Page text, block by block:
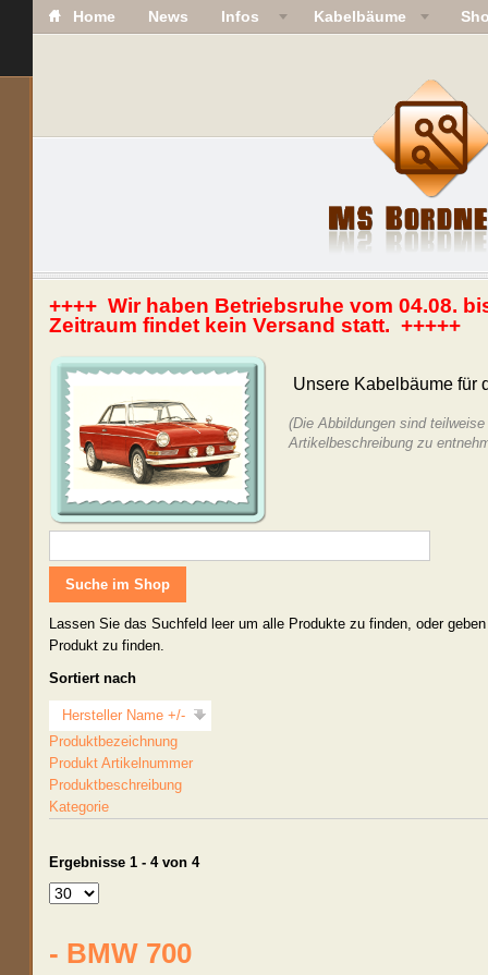
Home News Infos Kabelbäume
++++ Wir haben Betriebsruhe vom 04.08.
Zeitraum findet kein Versand statt. +++++
Unsere Kabelbäume für
(Die Abbildungen sind
Artikelbeschreibung zu
Lassen Sie das Suchfeld leer um alle Produkte zu finden, oder
Produkt zu finden.
Sortiert nach
Hersteller Name +/-
Produktbezeichnung
Produkt Artikelnummer
Produktbeschreibung
Kategorie
Ergebnisse 1 - 4 von 4
- BMW 700